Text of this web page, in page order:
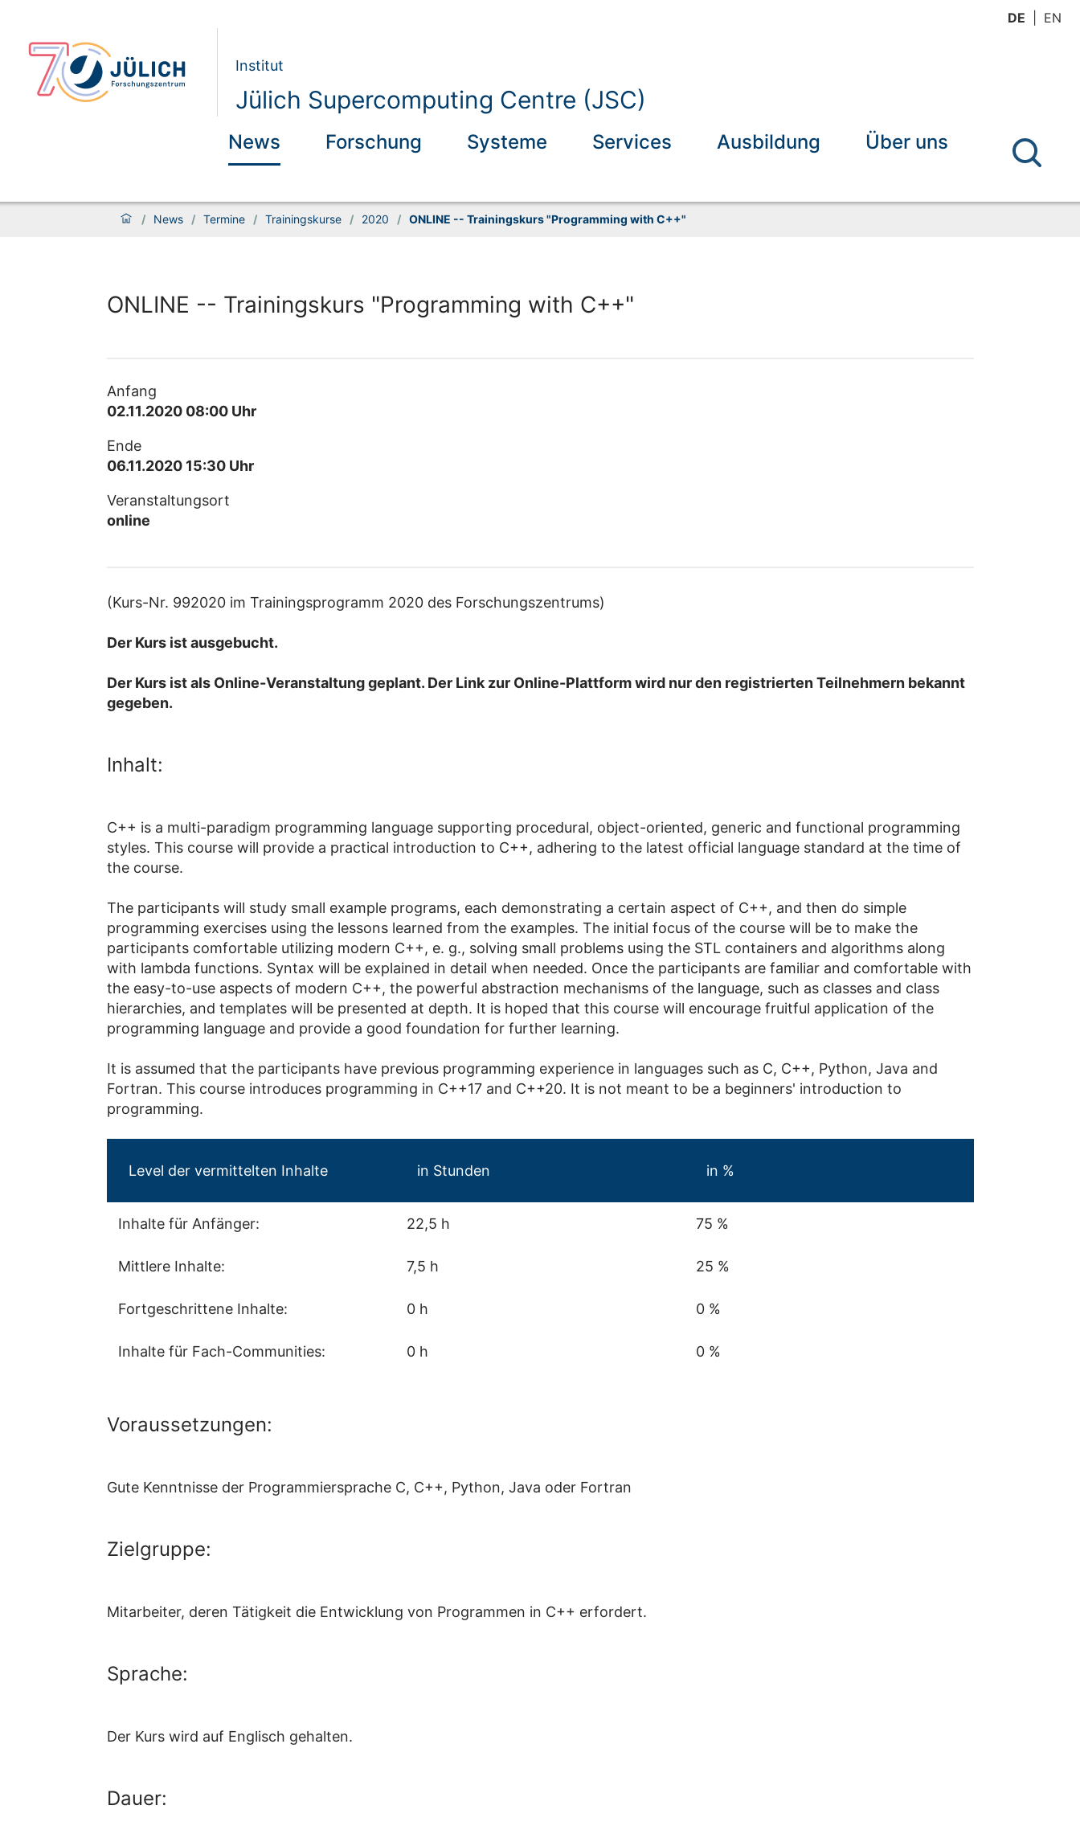
DE EN
Institut
Jülich Supercomputing Centre (JSC)
News Forschung Systeme Services Ausbildung Über uns
/ News / Termine / Trainingskurse / 2020 / ONLINE -- Trainingskurs "Programming with C++"
ONLINE -- Trainingskurs "Programming with C++"
Anfang
02.11.2020 08:00Uhr
Ende
06.11.2020 15:30Uhr
Veranstaltungsort
online
(Kurs-Nr. 992020 im Trainingsprogramm 2020 des Forschungszentrums)
Der Kurs ist ausgebucht.
Der Kurs ist als Online-Veranstaltung geplant. Der Link zur Online-Plattform wird nur den registrierten Teilnehmern bekannt
gegeben.
Inhalt:
C++ is a multi-paradigm programming language supporting procedural, object-oriented, generic and functional programming
styles. This course will provide a practical introduction to C++, adhering to the latest official language standard at the time of
the course.
The participants will study small example programs, each demonstrating a certain aspect of C++, and then do simple
programming exercises using the lessons learned from the examples. The initial focus of the course will be to make the
participants comfortable utilizing modern C++, e. g., solving small problems using the STL containers and algorithms along
with lambda functions. Syntax will be explained in detail when needed. Once the participants are familiar and comfortable with
the easy-to-use aspects of modern C++, the powerful abstraction mechanisms of the language, such as classes and class
hierarchies, and templates will be presented at depth. It is hoped that this course will encourage fruitful application of the
programming language and provide a good foundation for further learning.
It is assumed that the participants have previous programming experience in languages such as C, C++, Python, Java and
Fortran. This course introduces programming in C++17 and C++20. It is not meant to be a beginners' introduction to
programming.
Level der vermittelten Inhalte in Stunden in %
Inhalte für Anfänger: 22,5 h 75 %
Mittlere Inhalte: 7,5 h 25 %
Fortgeschrittene Inhalte: 0 h 0 %
Inhalte für Fach-Communities: 0 h 0 %
Voraussetzungen:
Gute Kenntnisse der Programmiersprache C, C++, Python, Java oder Fortran
Zielgruppe:
Mitarbeiter, deren Tätigkeit die Entwicklung von Programmen in C++ erfordert.
Sprache:
Der Kurs wird auf Englisch gehalten.
Dauer: